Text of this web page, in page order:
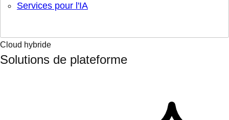
Services pour l'IA
Cloud hybride
Solutions de plateforme